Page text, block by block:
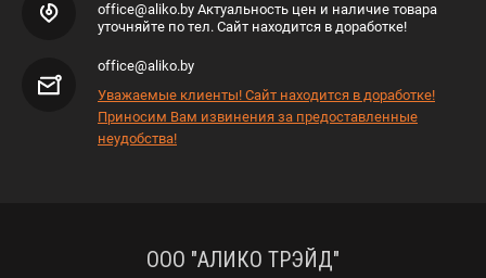
office@aliko.by Актуальность цен и наличие товара
уточняйте по тел. Сайт находится в доработке!
office@aliko.by
Уважаемые клиенты! Сайт находится в доработке!
Приносим Вам извинения за предоставленные
неудобства!
ООО "АЛИКО ТРЭЙД"